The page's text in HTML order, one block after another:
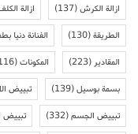
ازالة الكرش(137) ازالة
الطريقة(130) الفنانة دنيا
المقادير(223) المكونات(116)
بسمة بوسيل(139) تبييض
تبييض الجسم(332) تبييض